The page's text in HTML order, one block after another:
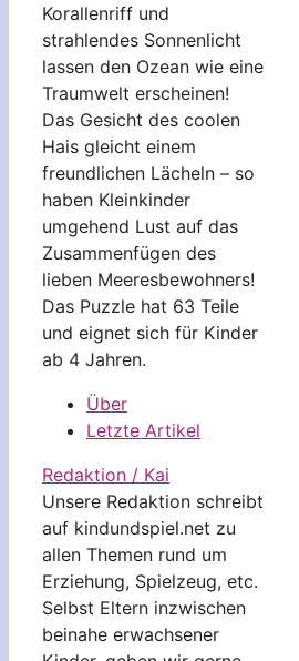
Korallenriff und
strahlendes Sonnenlicht
lassen den Ozean wie eine
Traumwelt erscheinen!
Das Gesicht des coolen
Hais gleicht einem
freundlichen Lächeln – so
haben Kleinkinder
umgehend Lust auf das
Zusammenfügen des
lieben Meeresbewohners!
Das Puzzle hat 63 Teile
und eignet sich für Kinder
ab 4 Jahren.
Über
Letzte Artikel
Redaktion / Kai
Unsere Redaktion schreibt
auf kindundspiel.net zu
allen Themen rund um
Erziehung, Spielzeug, etc.
Selbst Eltern inzwischen
beinahe erwachsener